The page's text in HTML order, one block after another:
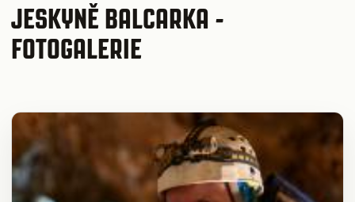
JESKYNĚ BALCARKA -
FOTOGALERIE